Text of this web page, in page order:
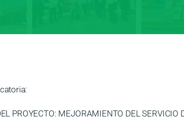
PROYECTO: MEJORAMIENTO DEL SERVICIO